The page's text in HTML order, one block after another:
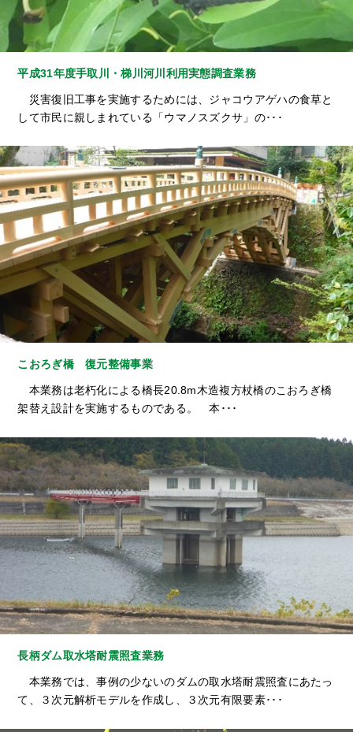
平成31年度手取川・梯川河川利用実態調査業務
災害復旧工事を実施するためには、ジャコウアゲハの食草と
して市民に親しまれている「ウマノスズクサ」の･･･
こおろぎ橋 復元整備事業
本業務は老朽化による橋長20.8m木造複方杖橋のこおろぎ橋
架替え設計を実施するものである。 本･･･
長柄ダム取水塔耐震照査業務
本業務では、事例の少ないのダムの取水塔耐震照査にあたっ
て、３次元解析モデルを作成し、３次元有限要素･･･